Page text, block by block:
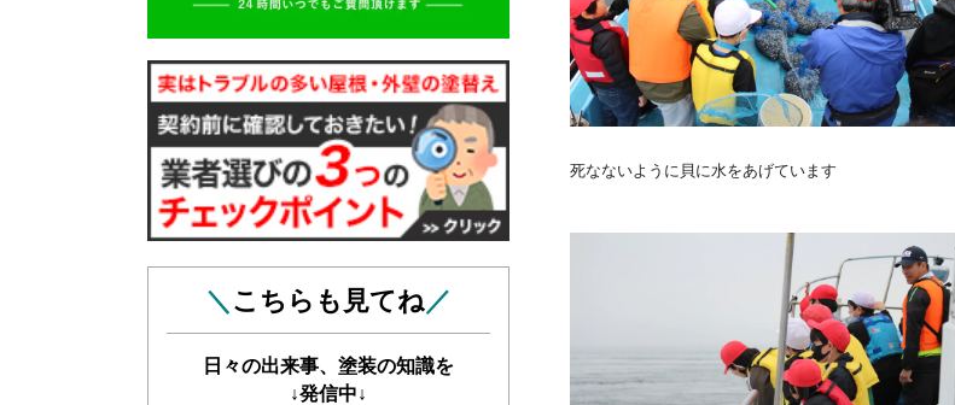
死なないように貝に水をあげています
＼ こちらも見てね／
日々の出来事、塗装の知識を
↓発信中↓